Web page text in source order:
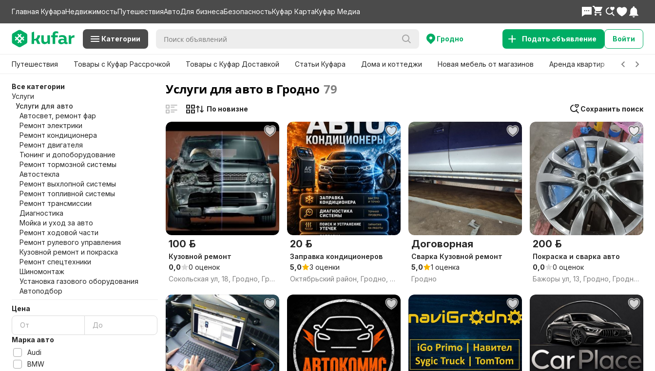
Главная КуфараНедвижимостьПутешествияАвтоДля бизнесаБезопасностьКуфар КартаКуфар Медиа
Категории Гродно Подать объявление Войти
Путешествия Товары с Куфар Рассрочкой Товары с Куфар Доставкой Статьи Куфара Дома и коттеджи Новая мебель от магазинов Аренда квартир Детские
Все категории
Услуги
Услуги для авто
Автосвет, ремонт фар
Ремонт электрики
Ремонт кондиционера
Ремонт двигателя
Тюнинг и допоборудование
Ремонт тормозной системы
Автостекла
Ремонт выхлопной системы
Ремонт топливной системы
Ремонт трансмиссии
Диагностика
Мойка и уход за авто
Ремонт ходовой части
Ремонт рулевого управления
Кузовной ремонт и покраска
Ремонт спецтехники
Шиномонтаж
Установка газового оборудования
Автоподбор
Цена
Марка авто
Audi
BMW
Услуги для авто в Гродно 79
Сохранить поиск
По новизне
100 р.
Кузовной ремонт
0,0
0 оценок
Сокольская ул, 18, Гродно, Гродненская область
20 р.
Заправка кондиционеров
5,0
3 оценки
Октябрьский район, Гродно, Гродненская область
Договорная
Сварка Кузовной ремонт
5,0
1 оценка
Гродно
200 р.
Покраска и сварка авто
0,0
0 оценок
Бажоры ул, 13, Гродно, Гродненская область